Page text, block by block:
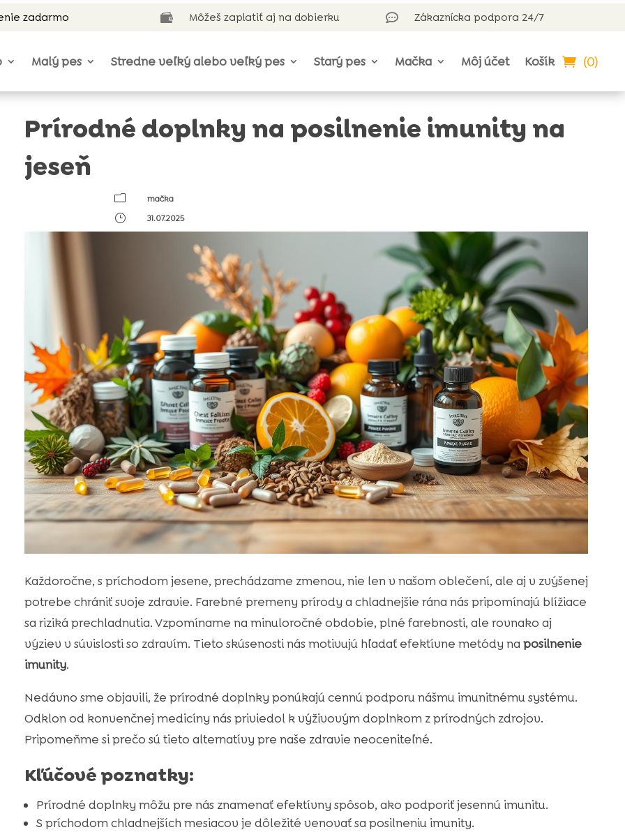
zadarmo  Môžeš zaplatiť aj na dobierku  Zákaznícka podpora 24/7
Malý pes Stredne veľký alebo veľký pes Starý pes Mačka Môj účet Košík (0)
Prírodné doplnky na posilnenie imunity na
jeseň
m
mačka
}
31.07.2025
Každoročne, s príchodom jesene, prechádzame zmenou, nie len v našom oblečení, ale aj v zvýšenej
potrebe chrániť svoje zdravie. Farebné premeny prírody a chladnejšie rána nás pripomínajú blížiace
sa riziká prechladnutia. Vzpomíname na minuloročné obdobie, plné farebnosti, ale rovnako aj
výziev v súvislosti so zdravím. Tieto skúsenosti nás motivujú hľadať efektívne metódy na posilnenie
imunity.
Nedávno sme objavili, že prírodné doplnky ponúkajú cennú podporu nášmu imunitnému systému.
Odklon od konvenčnej medicíny nás priviedol k výživovým doplnkom z prírodných zdrojov.
Pripomeňme si prečo sú tieto alternatívy pre naše zdravie neoceniteľné.
Kľúčové poznatky:
Prírodné doplnky môžu pre nás znamenať efektívny spôsob, ako podporiť jesennú imunitu.
S príchodom chladnejších mesiacov je dôležité venovať sa posilneniu imunity.